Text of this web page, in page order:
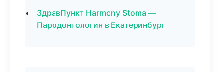
ЗдравПункт Harmony Stoma —
Пародонтология в Екатеринбург